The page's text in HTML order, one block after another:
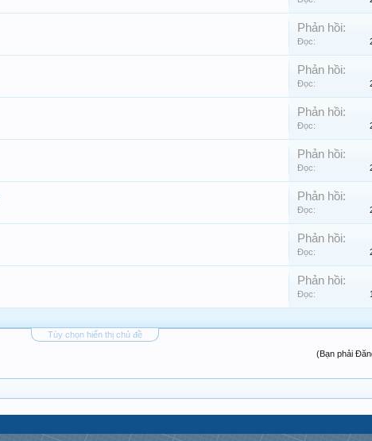
Phản hồi:
Đọc:
Phản hồi:
Đọc:
Phản hồi:
Đọc:
Phản hồi:
Đọc:
Phản hồi:
Đọc:
Phản hồi:
Đọc:
Phản hồi:
Đọc:
Tùy chọn hiển thị chủ đề
(Bạn phải